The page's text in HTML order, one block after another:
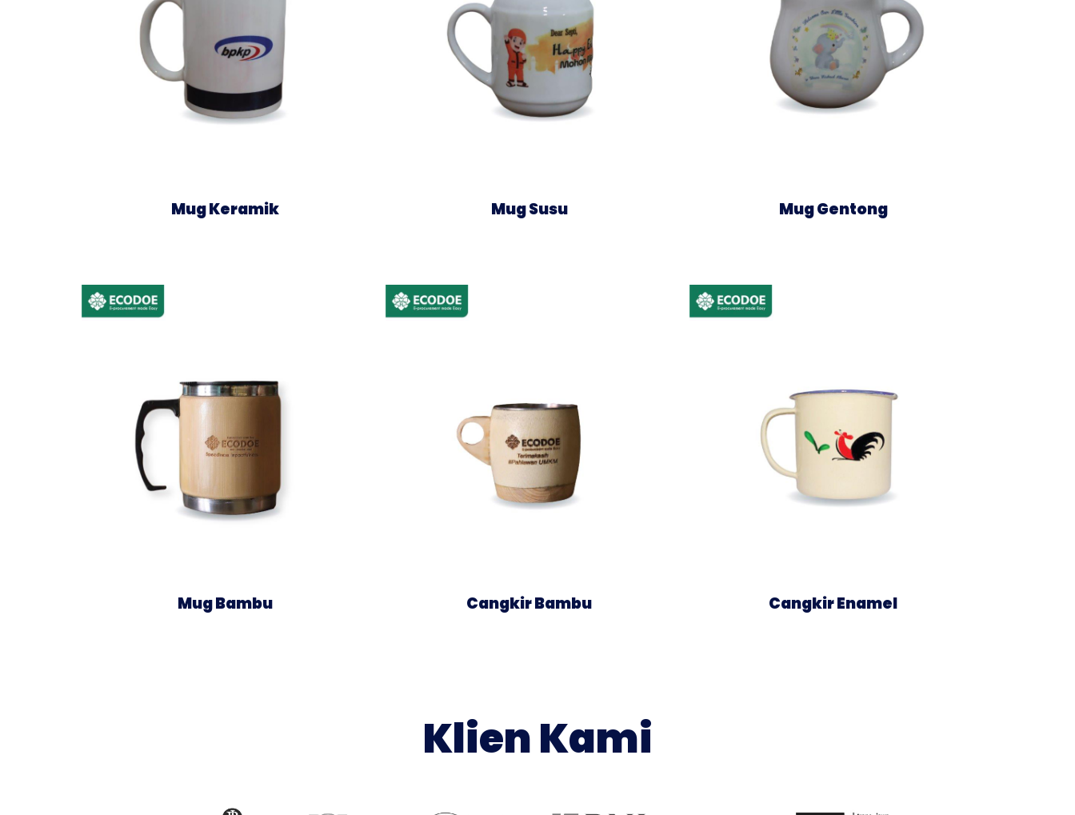
Mug Keramik Mug Susu Mug Gentong
Mug Bambu Cangkir Bambu Cangkir Enamel
Klien Kami